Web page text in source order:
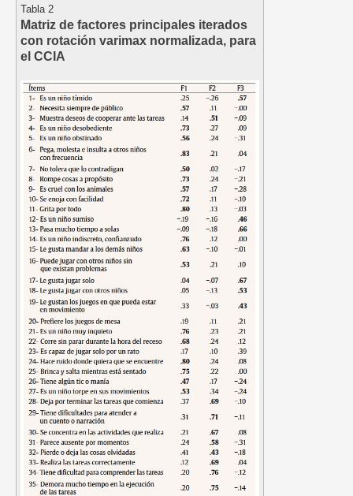
Tabla 2
Matriz de factores principales iterados
con rotación varimax normalizada, para
el CCIA